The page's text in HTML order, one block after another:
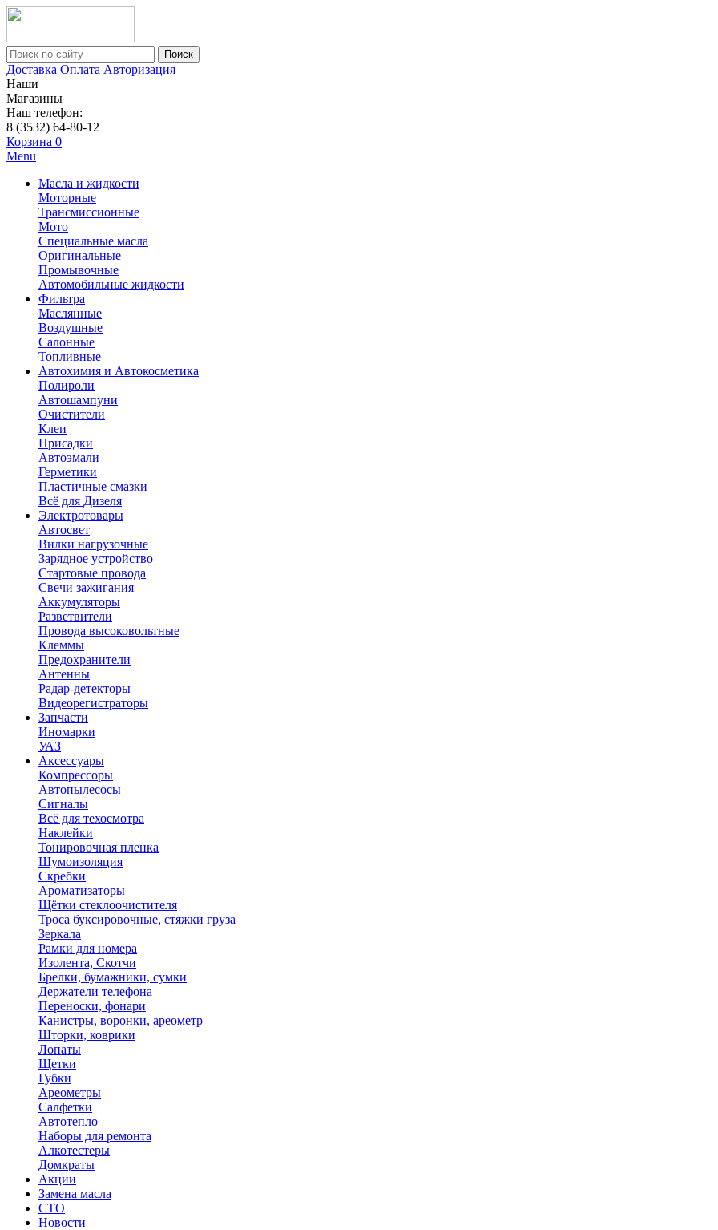
Поиск
Доставка Оплата Авторизация
Наши
Магазины
Наш телефон:
8 (3532) 64-80-12
Корзина 0
Menu
Масла и жидкости
Моторные
Трансмиссионные
Мото
Специальные масла
Оригинальные
Промывочные
Автомобильные жидкости
Фильтра
Маслянные
Воздушные
Салонные
Топливные
Автохимия и Автокосметика
Полироли
Автошампуни
Очистители
Клеи
Присадки
Автоэмали
Герметики
Пластичные смазки
Всё для Дизеля
Электротовары
Автосвет
Вилки нагрузочные
Зарядное устройство
Стартовые провода
Свечи зажигания
Аккумуляторы
Разветвители
Провода высоковольтные
Клеммы
Предохранители
Антенны
Радар-детекторы
Видеорегистраторы
Запчасти
Иномарки
УАЗ
Аксесcуары
Компрессоры
Автопылесосы
Сигналы
Всё для техосмотра
Наклейки
Тонировочная пленка
Шумоизоляция
Скребки
Ароматизаторы
Щётки стеклоочистителя
Троса буксировочные, стяжки груза
Зеркала
Рамки для номера
Изолента, Скотчи
Брелки, бумажники, сумки
Держатели телефона
Переноски, фонари
Канистры, воронки, ареометр
Шторки, коврики
Лопаты
Щетки
Губки
Ареометры
Салфетки
Автотепло
Наборы для ремонта
Алкотестеры
Домкраты
Акции
Замена масла
СТО
Новости